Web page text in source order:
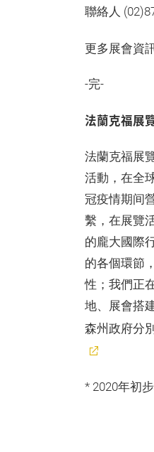
聯絡人
更多展會資
-完-
法蘭克福展
法蘭克福展
活動，在全
冠疫情期间
繫，在展覽
的龐大國際
的各個環節
性；我們正
地、展會搭
森州政府分
* 2020年初